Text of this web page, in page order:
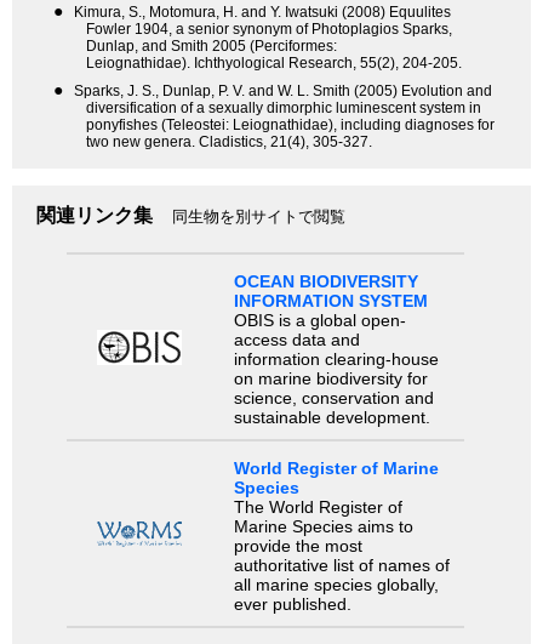
●
Kimura, S., Motomura, H. and Y. Iwatsuki (2008) Equulites
Fowler 1904, a senior synonym of Photoplagios Sparks,
Dunlap, and Smith 2005 (Perciformes:
Leiognathidae). Ichthyological Research, 55(2), 204-205.
●
Sparks, J. S., Dunlap, P. V. and W. L. Smith (2005) Evolution and
diversification of a sexually dimorphic luminescent system in
ponyfishes (Teleostei: Leiognathidae), including diagnoses for
two new genera. Cladistics, 21(4), 305-327.
関連リンク集 同生物を別サイトで閲覧
OCEAN BIODIVERSITY
INFORMATION SYSTEM
OBIS is a global open-
access data and
information clearing-house
on marine biodiversity for
science, conservation and
sustainable development.
World Register of Marine
Species
The World Register of
Marine Species aims to
provide the most
authoritative list of names of
all marine species globally,
ever published.